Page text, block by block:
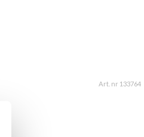
Art. nr 133764